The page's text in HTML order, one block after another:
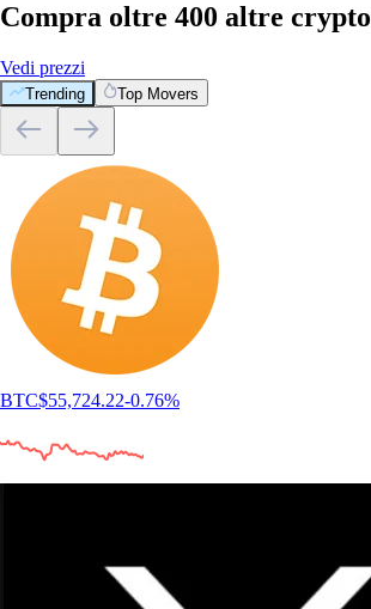
Compra oltre 400 altre crypto
Vedi prezzi
Trending Top Movers
BTC$55,724.22-0.76%